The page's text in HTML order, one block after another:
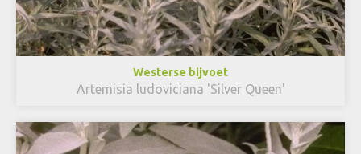
Westerse bijvoet
Artemisia ludoviciana 'Silver Queen'